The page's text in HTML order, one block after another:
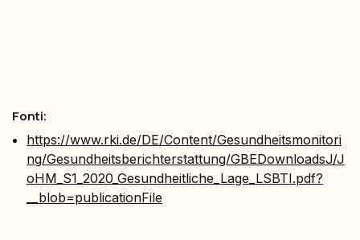
Fonti:
https://www.rki.de/DE/Content/Gesundheitsmonitori
ng/Gesundheitsberichterstattung/GBEDownloadsJ/J
oHM_S1_2020_Gesundheitliche_Lage_LSBTI.pdf?
__blob=publicationFile